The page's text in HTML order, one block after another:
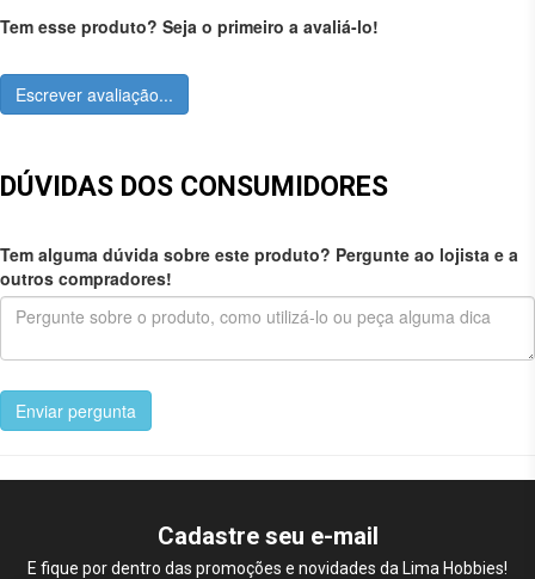
Tem esse produto? Seja o primeiro a avaliá-lo!
Escrever avaliação...
DÚVIDAS DOS CONSUMIDORES
Tem alguma dúvida sobre este produto? Pergunte ao lojista e a
outros compradores!
Enviar pergunta
Cadastre seu e-mail
E fique por dentro das promoções e novidades da Lima Hobbies!